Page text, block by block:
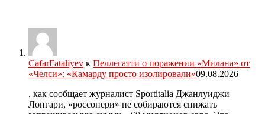
CafarFataliyev к Пеллегатти о поражении «Милана» от
«Челси»: «Камарду просто изолировали»09.08.2026
, как сообщает журналист Sportitalia Джанлуиджи
Лонгари, «россонери» не собираются снижать